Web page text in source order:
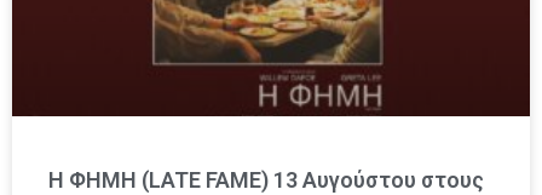
Η ΦΗΜΗ (LATE FAME) 13 Αυγούστου στους